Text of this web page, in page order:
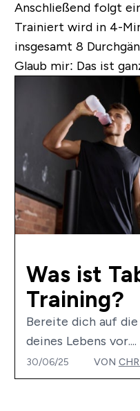
Anschließend folgt
Trainiert wird in 4-
insgesamt 8
Glaub mir: Das ist
Was ist
Training?
Bereite dich auf
deines Lebens vor....
30/06/25 VON